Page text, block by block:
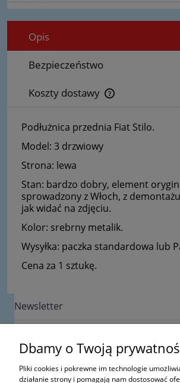
Opis
Bezpieczeństwo
Koszty dostawy
Cena nie zawiera ewentualnych kosztów
Podłużnica przednia Fiat Stilo.
Model: 3 drzwiowy
Strona: lewa
Stan: bardzo dobry, element
sprowadzony z Włoch, z
jak widać na zdjęciu.
Kolor: srebrny metalik.
Wysyłka: paczka standardowa lub
Cena za 1 sztukę.
Newsletter
Dbamy o Twoją
Pliki cookies i pokrewne im technologie
działanie strony i pomagają nam dostosować